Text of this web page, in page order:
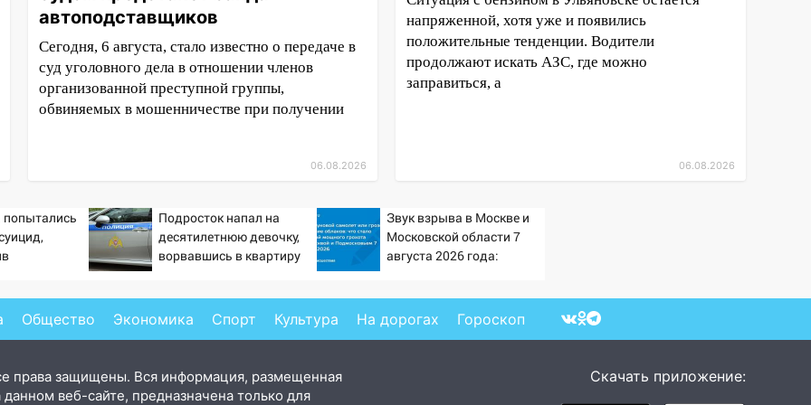
автоподставщиков
Сегодня, 6 августа, стало известно о передаче в
суд уголовного дела в отношении членов
организованной преступной группы,
обвиняемых в мошенничестве при получении
06.08.2026
напряженной, хотя уже и появились
положительные тенденции. Водители
продолжают искать АЗС, где можно
заправиться, а
06.08.2026
Подросток напал на
десятилетнюю девочку,
ворвавшись в квартиру
Звук взрыва в Москве и
Московской области 7
августа 2026 года:
хлопок
Общество Экономика Спорт Культура На дорогах Гороскоп
права защищены. Вся информация, размещенная
данном веб-сайте, предназначена только для
Скачать приложение: